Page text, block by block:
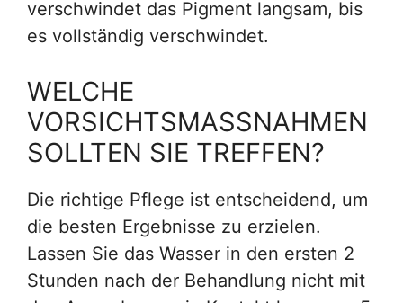
verschwindet das Pigment langsam, bis
es vollständig verschwindet.
WELCHE
VORSICHTSMASSNAHMEN
SOLLTEN SIE TREFFEN?
Die richtige Pflege ist entscheidend, um
die besten Ergebnisse zu erzielen.
Lassen Sie das Wasser in den ersten 2
Stunden nach der Behandlung nicht mit